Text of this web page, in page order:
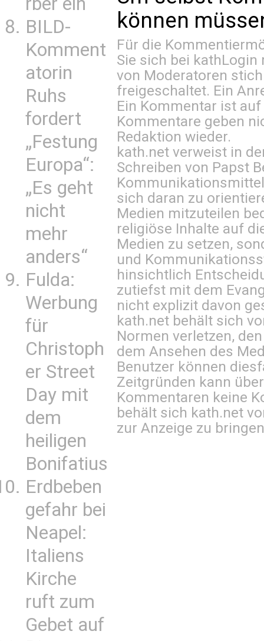
BILD-
Komment
atorin
Ruhs
fordert
„Festung
Europa“:
„Es geht
nicht
mehr
anders“
Fulda:
Werbung
für
Christoph
er Street
Day mit
dem
heiligen
Bonifatius
Erdbeben
gefahr bei
Neapel:
Italiens
Kirche
ruft zum
Gebet auf
können
Für die
Sie sich bei kathLogin
von Moderatoren
freigeschaltet. Ein
Ein Kommentar ist
Kommentare geben
Redaktion wieder.
kath.net verweist in
Schreiben von Papst
sich daran zu
Medien mitzuteilen
religiöse Inhalte auf
Medien zu setzen,
und
hinsichtlich
zutiefst mit dem
nicht explizit davon
kath.net behält sich
Normen verletzen,
dem Ansehen des
Benutzer können
Zeitgründen kann
Kommentaren keine
behält sich kath.net
zur Anzeige zu